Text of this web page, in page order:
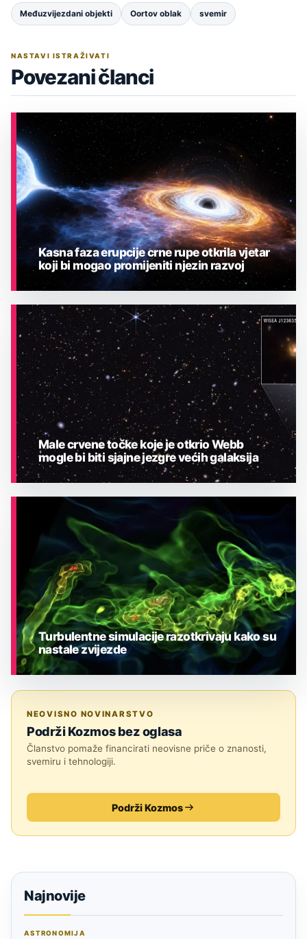
Međuzvijezdani objekti Oortov oblak svemir
NASTAVI ISTRAŽIVATI
Povezani članci
ASTRONOMIJA
Kasna faza erupcije crne rupe otkrila vjetar
koji bi mogao promijeniti njezin razvoj
ASTRONOMIJA
Male crvene točke koje je otkrio Webb
mogle bi biti sjajne jezgre većih galaksija
Turbulentne simulacije razotkrivaju kako su
nastale zvijezde
NEOVISNO NOVINARSTVO
Podrži Kozmos bez oglasa
Članstvo pomaže financirati neovisne priče o znanosti,
svemiru i tehnologiji.
Podrži Kozmos
Najnovije
ASTRONOMIJA